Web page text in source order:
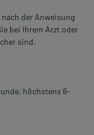
der Anweisung
bei Ihrem Arzt oder
sind.
höchstens 6-